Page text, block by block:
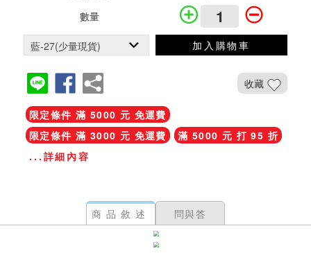
數量
加入購物車
收藏
限定條件 滿 5000 元 免運費
限定條件 滿 3000 元 免運費
滿 5000 元 打 95 折
...詳細內容
商品敘述 問與答